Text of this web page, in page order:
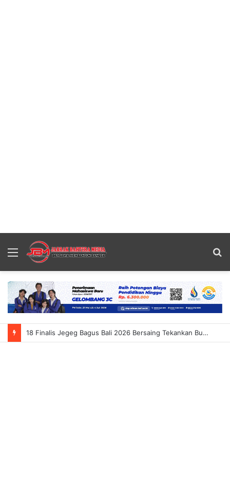
Menu
18 Finalis Jegeg Bagus Bali 2026 Bersaing Tekankan Budaya Dan Pariwisata Berkelanjutan